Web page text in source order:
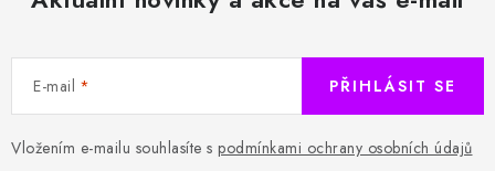
E-mail
Vložením e-mailu souhlasíte s podmínkami ochrany osobních údajů
PŘIHLÁSIT SE